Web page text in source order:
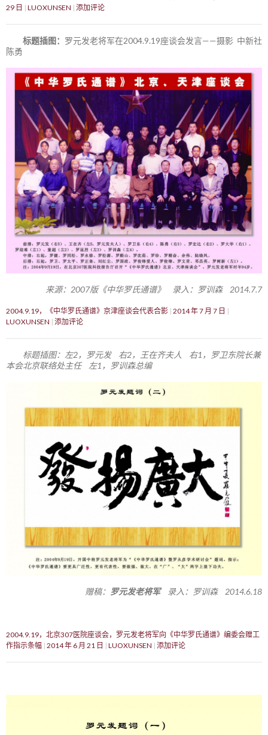
29 日
LUOXUNSEN 添加评论
标题插图： 罗元发老将军在2004.9.19座谈会发言——摄影 中新社
陈勇
来源：2007版《中华罗氏通谱》 录入：罗训森 2014.7.7
2004.9.19，《中华罗氏通谱》京津座谈会代表合影 2014 年 7 月 7 日
LUOXUNSEN 添加评论
标题插图：左2，罗元发 右2，王在齐夫人 右1，罗卫东院长兼
本会北京联络处主任 左1，罗训森总编
赠稿： 罗元发老将军录入：罗训森 2014.6.18
2004.9.19，北京307医院座谈会，罗元发老将军向《中华罗氏通谱》编委会赠工
作指示条幅 2014 年 6 月 21 日 LUOXUNSEN 添加评论